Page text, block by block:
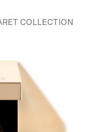
COLLECTION